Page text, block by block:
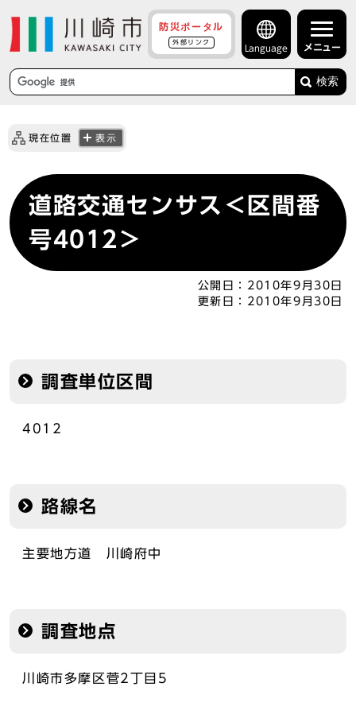
防災ポータル
外部リンク
Language メニュー
検索
現在位置 表示
道路交通センサス＜区間番
号4012＞
公開日： 2010年9月30日
更新日： 2010年9月30日
調査単位区間
4012
路線名
主要地方道 川崎府中
調査地点
川崎市多摩区菅2丁目5